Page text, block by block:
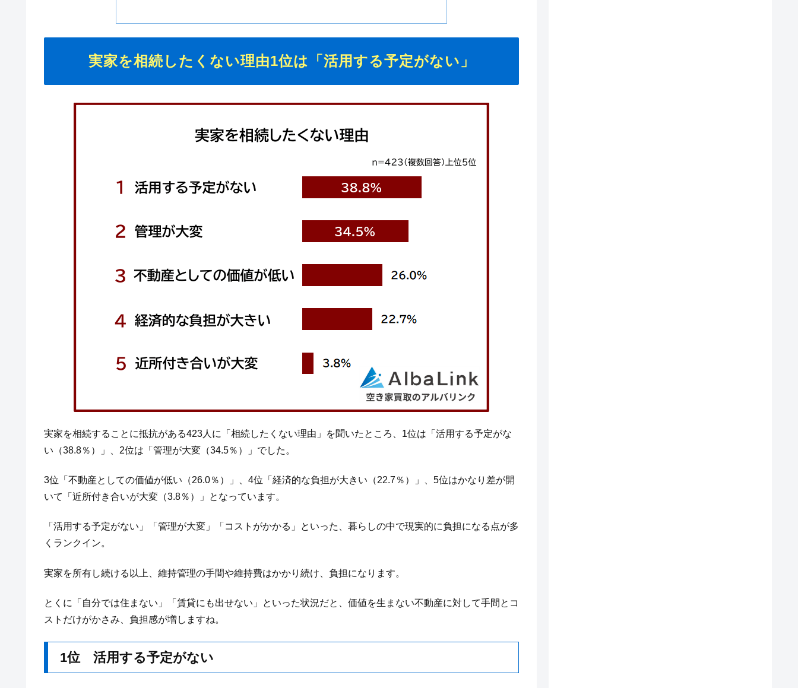
実家を相続したくない理由1位は「活用する予定がない」
実家を相続することに抵抗がある423人に「相続したくない理由」を聞いたところ、1位は「活用する予定がな
い（38.8％）」、2位は「管理が大変（34.5％）」でした。
3位「不動産としての価値が低い（26.0％）」、4位「経済的な負担が大きい（22.7％）」、5位はかなり差が開
いて「近所付き合いが大変（3.8％）」となっています。
「活用する予定がない」「管理が大変」「コストがかかる」といった、暮らしの中で現実的に負担になる点が多
くランクイン。
実家を所有し続ける以上、維持管理の手間や維持費はかかり続け、負担になります。
とくに「自分では住まない」「賃貸にも出せない」といった状況だと、価値を生まない不動産に対して手間とコ
ストだけがかさみ、負担感が増しますね。
1位 活用する予定がない